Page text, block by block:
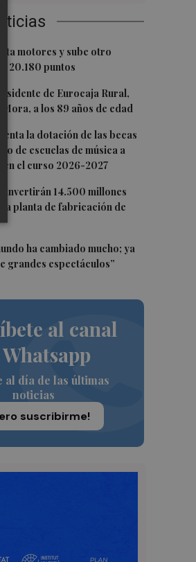
motores y sube otro
20.180 puntos
de Eurocaja Rural,
Mora, a los 89 años de edad
la dotación de las becas
de escuelas de música a
el curso 2026-2027
invertirán 14.500 millones
la planta de fabricación de
ha cambiado mucho; ya
grandes espectáculos”
al canal
al día de las últimas
noticias
suscribirme!